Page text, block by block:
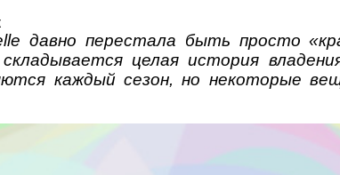
давно перестала быть просто
целая история
каждый сезон, но некоторые